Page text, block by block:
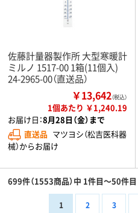
佐藤計量器製作所 大型寒暖計
ミルノ 1517-00 1箱(11個入)
24-2965-00（直送品）
￥13,642（税込）
1個あたり ￥1,240.19
お届け日：8月28日（金）まで
直送品 マツヨシ（松吉医科器
械）からお届け
699件（1553商品）中 1件目～50件目
1 2 3